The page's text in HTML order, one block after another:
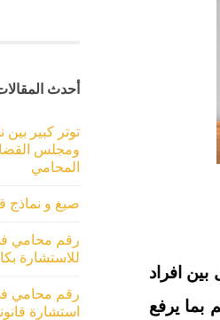
افراد
بما يرفع
أحدث
توتر كبير بين
ومجلس
المحامي
صيغ و نماذج
رقم محامي
للاستشارة
رقم محامي
استشارة